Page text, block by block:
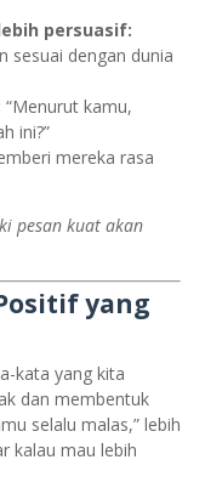
persuasif:
sesuai dengan dunia
kamu,
ini?”
mereka rasa
pesan kuat akan
yang
kata yang kita
dan membentuk
selalu malas,” lebih
kalau mau lebih